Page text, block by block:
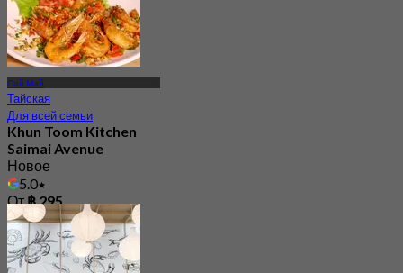
Сай Май
Тайская
Для всей семьи
Khun Toom Kitchen
Saimai Avenue
Новое
5.0
От฿ 295